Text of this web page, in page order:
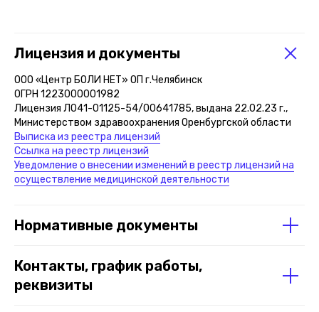
Лицензия и документы
ООО «Центр БОЛИ НЕТ» ОП г.Челябинск
ОГРН 1223000001982
Лицензия Л041-01125-54/00641785, выдана 22.02.23 г.,
Министерством здравоохранения Оренбургской области
Выписка из реестра лицензий
Ссылка на реестр лицензий
Уведомление о внесении изменений в реестр лицензий на
осуществление медицинской деятельности
Нормативные документы
Контакты, график работы,
реквизиты
Не является публичной офертой
Прайс лист клиники Блокада Боли
Политика конфиденциальности сайта
Заявление на отзыв Персональных данных
и AppMetrica
Сведения об организации
ООО "Центр БОЛИ НЕТ"
ОГРН 1223000001982
Лицензия Л041-01125-54/00641785
Вся информация на данном сайте представлена
исключительно в ознакомительных целях. Перед